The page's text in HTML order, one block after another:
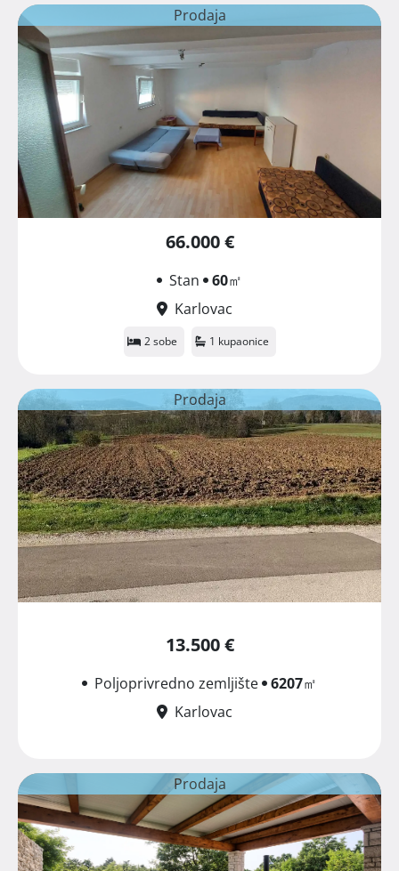
Prodaja
66.000 €
Stan 60㎡
Karlovac
2 sobe 1 kupaonice
Prodaja
13.500 €
Poljoprivredno zemljište 6207㎡
Karlovac
Prodaja